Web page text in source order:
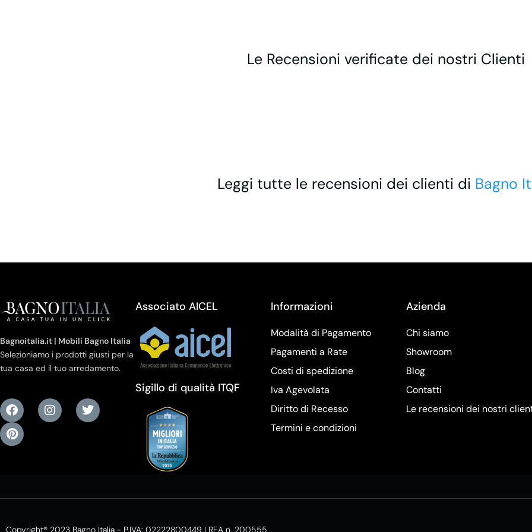
Le Recensioni verificate dei nostri Clienti
Leggi tutte le recensioni dei clienti di Bagno
Bagnoitalia.it | Mobili Bagno Italia
Selezioniamo i prodotti giusti per la
tua casa ed il tuo arredamento.
Associato AICEL
Sigillo di qualità ITQF
Informazioni
Modalità di Pagamento
Pagamenti a Rate
Costi di spedizione
Iva Agevolata
Diritto di Recesso
Termini e condizioni
Azienda
Chi siamo
Showroom
Blog
Contatti
Le recensioni dei nostri
Copyright® 2023 Bagno Italia - P.IVA: 02222800449 | REA n. 200555